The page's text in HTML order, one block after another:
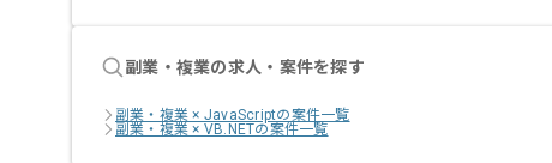
副業・複業の求人・案件を探す
副業・複業 × JavaScriptの案件一覧
副業・複業 × VB.NETの案件一覧